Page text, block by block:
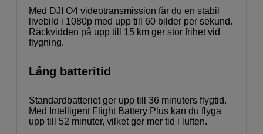
Med DJI O4 videotransmission får du en stabil
livebild i 1080p med upp till 60 bilder per sekund.
Räckvidden på upp till 15 km ger stor frihet vid
flygning.
Lång batteritid
Standardbatteriet ger upp till 36 minuters flygtid.
Med Intelligent Flight Battery Plus kan du flyga
upp till 52 minuter, vilket ger mer tid i luften.